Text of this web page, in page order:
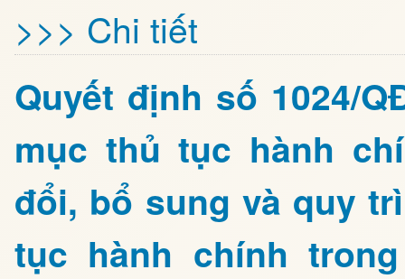
>>> Chi tiết
Quyết định số 1024/
mục thủ tục hành
đổi, bổ sung và quy
tục hành chính